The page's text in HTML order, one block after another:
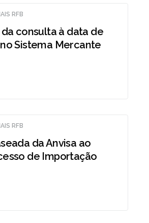
RFB
consulta à data de
Sistema Mercante
RFB
da Anvisa ao
de Importação